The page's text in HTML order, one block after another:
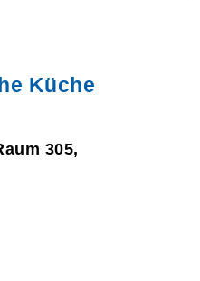
Küche
305,